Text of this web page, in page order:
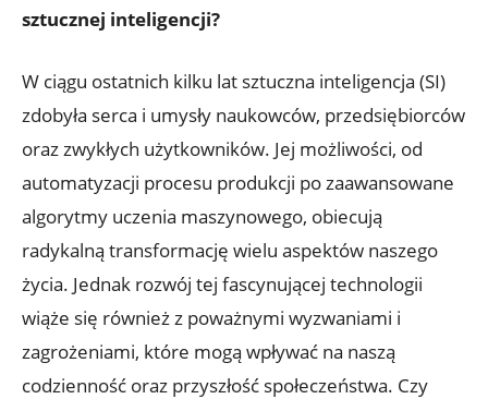
sztucznej inteligencji?
W ciągu ostatnich kilku lat sztuczna inteligencja (SI)​
zdobyła serca i umysły naukowców, przedsiębiorców⁤
oraz zwykłych użytkowników. Jej możliwości, od
automatyzacji procesu⁢ produkcji po⁤ zaawansowane
algorytmy uczenia maszynowego, obiecują
radykalną transformację wielu ‌aspektów naszego
życia. Jednak rozwój⁢ tej fascynującej⁤ technologii
wiąże⁤ się również z poważnymi wyzwaniami i
zagrożeniami, które mogą wpływać na naszą
codzienność oraz przyszłość ⁤społeczeństwa. Czy